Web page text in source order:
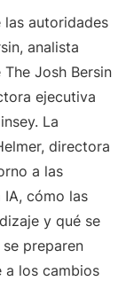
autoridades
analista
Josh Bersin
ejecutiva
La
directora
a las
cómo las
y qué se
preparen
a los cambios